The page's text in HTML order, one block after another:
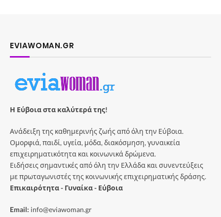
EVIAWOMAN.GR
Η Εύβοια στα καλύτερά της!
Ανάδειξη της καθημερινής ζωής από όλη την Εύβοια.
Ομορφιά, παιδί, υγεία, μόδα, διακόσμηση, γυναικεία
επιχειρηματικότητα και κοινωνικά δρώμενα.
Ειδήσεις σημαντικές από όλη την Ελλάδα και συνεντεύξεις
με πρωταγωνιστές της κοινωνικής επιχειρηματικής δράσης.
Επικαιρότητα - Γυναίκα - Εύβοια
Email: info@eviawoman.gr